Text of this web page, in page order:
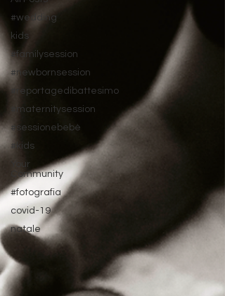
#wedding
kids
#familysession
#newbornsession
#reportagedibattesimo
#maternitysession
#sessionebebè
#kids
Your
Community
#fotografia
covid-19
natale